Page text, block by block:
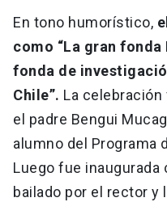
En tono humorístico,
como “La gran
fonda de
Chile”. La
el padre Bengui
alumno del Programa
Luego fue
bailado por el rector y